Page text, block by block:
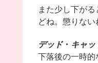
また少し下が
どね。懲りない
デッド・ キャッ
下落後の一時的